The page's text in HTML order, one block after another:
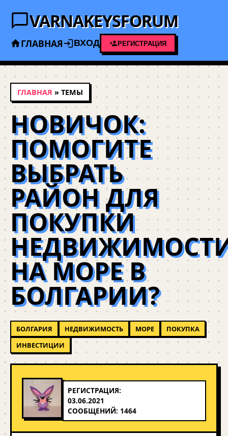
VARNAKEYSFORUM
ГЛАВНАЯ ВХОД РЕГИСТРАЦИЯ
ГЛАВНАЯ » ТЕМЫ
НОВИЧОК:
ПОМОГИТЕ
ВЫБРАТЬ
РАЙОН ДЛЯ
ПОКУПКИ
НА МОРЕ В
БОЛГАРИИ?
БОЛГАРИЯ НЕДВИЖИМОСТЬ МОРЕ
ПОКУПКА
ИНВЕСТИЦИИ
РЕГИСТРАЦИЯ:
03.06.2021
СООБЩЕНИЙ: 1464